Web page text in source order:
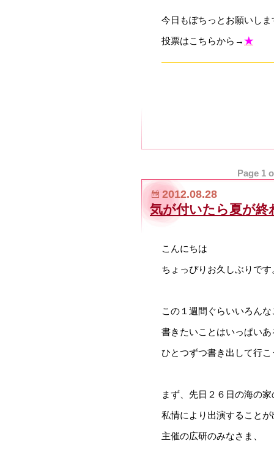
今日もぽちっとお願いし
投票はこちらから→★
Page 1
2012.08.28
気が付いたら夏が終
こんにちは
ちょっぴりお久しぶりです
この１週間ぐらいいろん
書きたいことはいっぱいあ
ひとつずつ書き出して行
まず、先日２６日の海の
私情により出演すること
主催の広研のみなさま、